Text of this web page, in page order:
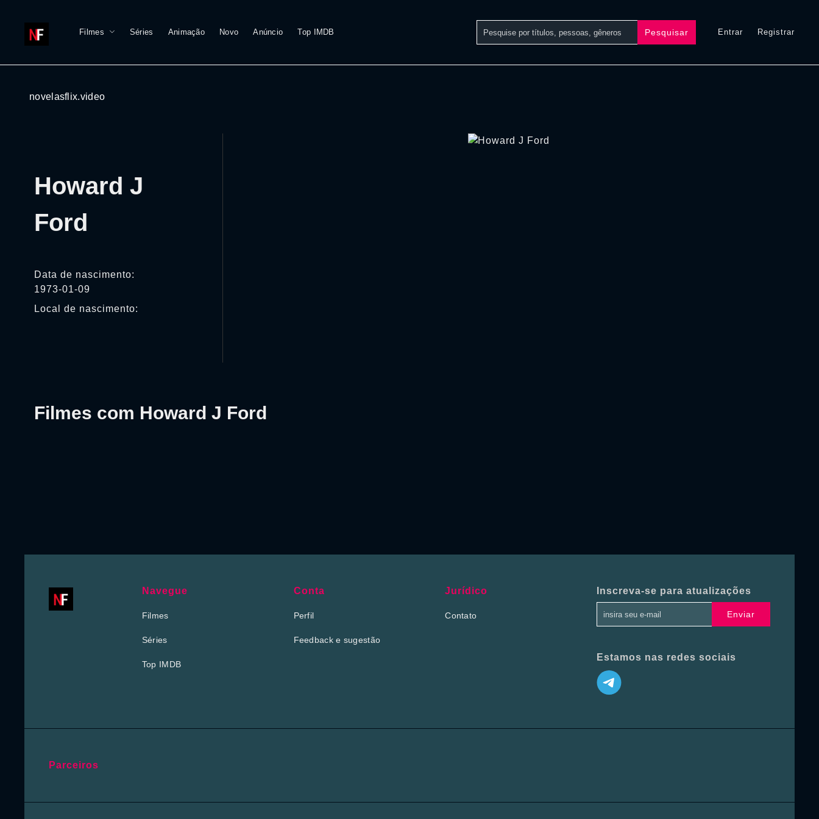
Filmes Séries Animação Novo Anúncio Top IMDB Pesquisar Entrar Registrar
novelasflix.video
Howard J
Ford
Data de nascimento:
1973-01-09
Local de nascimento:
Filmes com Howard J Ford
Navegue
Filmes
Séries
Top IMDB
Conta
Perfil
Feedback e sugestão
Jurídico
Contato
Inscreva-se para atualizações
Enviar
Estamos nas redes sociais
Parceiros